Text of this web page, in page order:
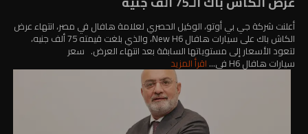
أعلنت شركة جي بي أوتو، الوكيل الحصري لعلامة هافال في مصر، انتهاء عرض
الكاش باك على سيارات هافال New H6، والذي بلغت قيمته 75 ألف جنيه،
لتعود الأسعار إلى مستوياتها السابقة بعد انتهاء العرض. سعر
سيارات هافال H6 في... اقرأ المزيد